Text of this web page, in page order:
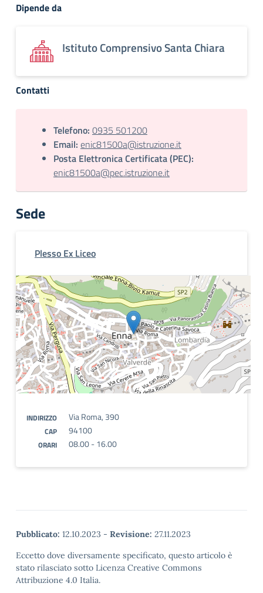
Dipende da
Istituto Comprensivo Santa Chiara
Contatti
Telefono: 0935 501200
Email: enic81500a@istruzione.it
Posta Elettronica Certificata (PEC):
enic81500a@pec.istruzione.it
Sede
Plesso Ex Liceo
INDIRIZZO Via Roma, 390
CAP 94100
ORARI 08.00 - 16.00
Pubblicato: 12.10.2023 - Revisione: 27.11.2023
Eccetto dove diversamente specificato, questo articolo è
stato rilasciato sotto Licenza Creative Commons
Attribuzione 4.0 Italia.